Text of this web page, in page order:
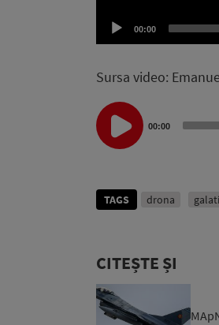
00:00
Sursa video:
Audio
Player
00:00
TAGS drona galati
CITEȘTE ȘI